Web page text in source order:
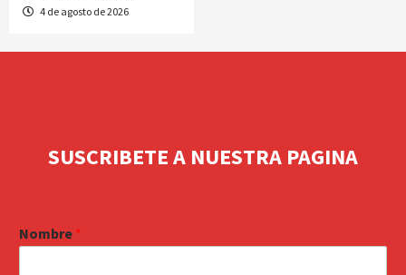
4 de agosto de 2026
SUSCRIBETE A NUESTRA PAGINA
Nombre *